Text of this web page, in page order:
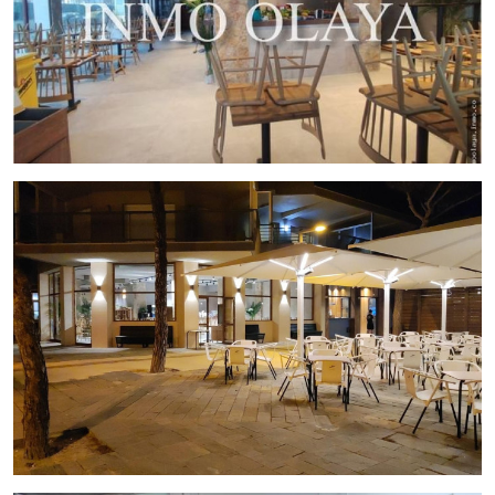
incluye una potente campana extractora, un prestigioso
horno Josper, y cámaras de refrigeración y congelación,
garantizando una operación culinaria de máxima eficiencia.
Esta inversión en equipo de alta gama demuestra el
compromiso del restaurante con la excelencia en la
experiencia gastronómica.
Este restaurante ha gozado de un flujo constante de clientes
hasta octubre, aprovechando la alta afluencia turística de la
zona y su ubicación privilegiada. Está perfectamente
preparado para recibir a comensales y ofrecer una
experiencia culinaria inigualable desde el primer día.
El traspaso se encuentra disponible por 380.000 € y un
alquiler mensual de 2.500 €.Es una oportunidad inigualable
para aquellos que desean sumergirse en el mundo
restaurantero en una de las zonas más codiciadas de
Cataluña.
¿Estás listo para dar el paso y conquistar el paladar de los
amantes de la buena comida en Platja d'Aro? Contáctanos
en Inmo Olaya, donde te brindaremos toda la información y
el apoyo necesario para que esta oportunidad se convierta